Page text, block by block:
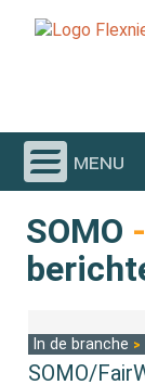
menu
SOMO -
In de branche
SOMO/